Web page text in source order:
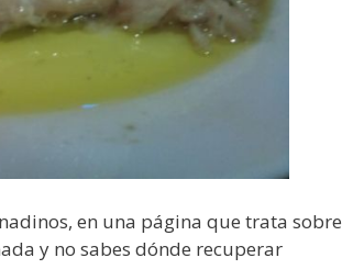
en una página que trata sobre
y no sabes dónde recuperar